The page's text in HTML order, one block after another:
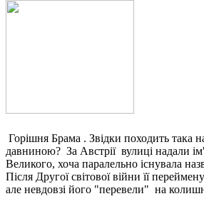
Горішня Брама . Звідки походить така
давниною? За Австрії вулиці надали
Великого, хоча паралельно існувала
Після Другої світової війни її
але невдовзі його "перевели" на